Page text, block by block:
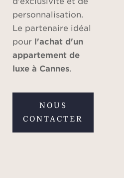
personnalisation.
Le partenaire idéal
pour l'achat d'un
appartement de
luxe à Cannes.
NOUS
CONTACTER